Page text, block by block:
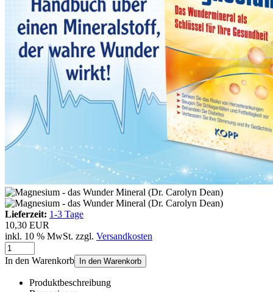
Lieferzeit: 1-3 Tage
10,30 EUR
inkl. 10 % MwSt. zzgl. Versandkosten
In den Warenkorb In den Warenkorb
Produktbeschreibung